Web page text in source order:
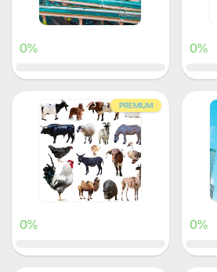
0% 0%
PREMIUM
0% 0%